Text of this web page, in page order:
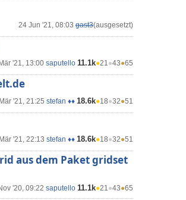
24 Jun '21, 08:03 gast3(ausgesetzt)
'21, 13:00 saputello 11.1k●21●43●65
'21, 21:25 stefan ♦♦ 18.6k●18●32●51
'21, 22:13 stefan ♦♦ 18.6k●18●32●51
aus dem Paket gridset
'20, 09:22 saputello 11.1k●21●43●65